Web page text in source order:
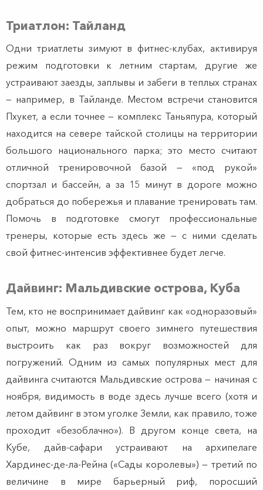
Триатлон: Тайланд
Одни триатлеты зимуют в фитнес-клубах, активируя
режим подготовки к летним стартам, другие же
устраивают заезды, заплывы и забеги в теплых странах
— например, в Тайланде. Местом встречи становится
Пхукет, а если точнее — комплекс Таньяпура, который
находится на севере тайской столицы на территории
большого национального парка; это место считают
отличной тренировочной базой — «под рукой»
спортзал и бассейн, а за 15 минут в дороге можно
добраться до побережья и плавание тренировать там.
Помочь в подготовке смогут профессиональные
тренеры, которые есть здесь же — с ними сделать
свой фитнес-интенсив эффективнее будет легче.
Дайвинг: Мальдивские острова, Куба
Тем, кто не воспринимает дайвинг как «одноразовый»
опыт, можно маршрут своего зимнего путешествия
выстроить как раз вокруг возможностей для
погружений. Одним из самых популярных мест для
дайвинга считаются Мальдивские острова — начиная с
ноября, видимость в воде здесь лучше всего (хотя и
летом дайвинг в этом уголке Земли, как правило, тоже
проходит «безоблачно»). В другом конце света, на
Кубе, дайв-сафари устраивают на архипелаге
Хардинес-де-ла-Рейна («Сады королевы») — третий по
величине в мире барьерный риф, поросший